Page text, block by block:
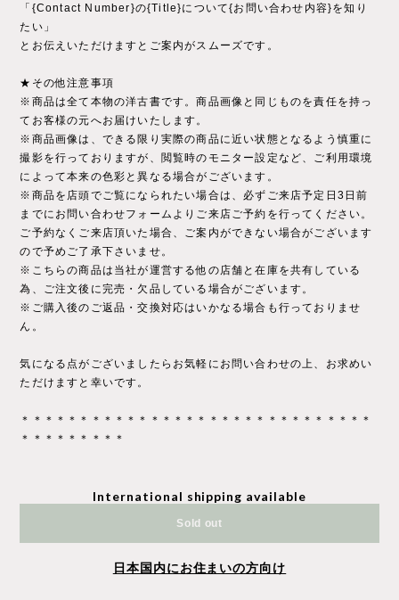
「{Contact Number}の{Title}について{お問い合わせ内容}を知り
たい」
とお伝えいただけますとご案内がスムーズです。
★その他注意事項
※商品は全て本物の洋古書です。商品画像と同じものを責任を持っ
てお客様の元へお届けいたします。
※商品画像は、できる限り実際の商品に近い状態となるよう慎重に
撮影を行っておりますが、閲覧時のモニター設定など、ご利用環境
によって本来の色彩と異なる場合がございます。
※商品を店頭でご覧になられたい場合は、必ずご来店予定日3日前
までにお問い合わせフォームよりご来店ご予約を行ってください。
ご予約なくご来店頂いた場合、ご案内ができない場合がございます
ので予めご了承下さいませ。
※こちらの商品は当社が運営する他の店舗と在庫を共有している
為、ご注文後に完売・欠品している場合がございます。
※ご購入後のご返品・交換対応はいかなる場合も行っておりませ
ん。
気になる点がございましたらお気軽にお問い合わせの上、お求めい
ただけますと幸いです。
＊＊＊＊＊＊＊＊＊＊＊＊＊＊＊＊＊＊＊＊＊＊＊＊＊＊＊＊＊＊
＊＊＊＊＊＊＊＊＊
International shipping available
Sold out
日本国内にお住まいの方向け